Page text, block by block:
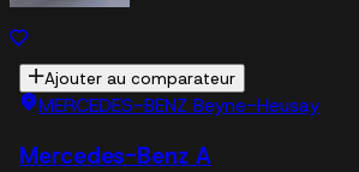
Ajouter au comparateur
MERCEDES-BENZ Beyne-Heusay
Mercedes-Benz A